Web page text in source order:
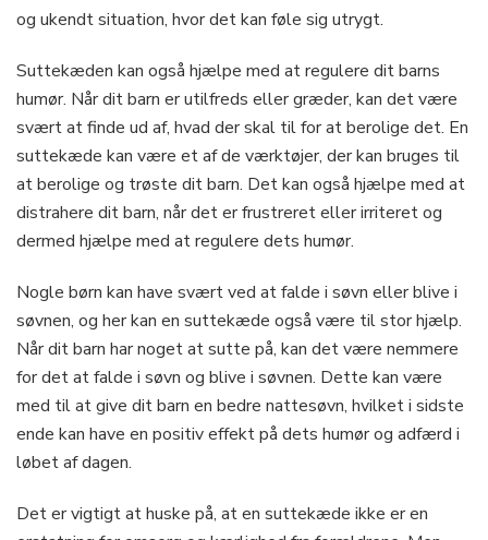
og ukendt situation, hvor det kan føle sig utrygt.
Suttekæden kan også hjælpe med at regulere dit barns
humør. Når dit barn er utilfreds eller græder, kan det være
svært at finde ud af, hvad der skal til for at berolige det. En
suttekæde kan være et af de værktøjer, der kan bruges til
at berolige og trøste dit barn. Det kan også hjælpe med at
distrahere dit barn, når det er frustreret eller irriteret og
dermed hjælpe med at regulere dets humør.
Nogle børn kan have svært ved at falde i søvn eller blive i
søvnen, og her kan en suttekæde også være til stor hjælp.
Når dit barn har noget at sutte på, kan det være nemmere
for det at falde i søvn og blive i søvnen. Dette kan være
med til at give dit barn en bedre nattesøvn, hvilket i sidste
ende kan have en positiv effekt på dets humør og adfærd i
løbet af dagen.
Det er vigtigt at huske på, at en suttekæde ikke er en